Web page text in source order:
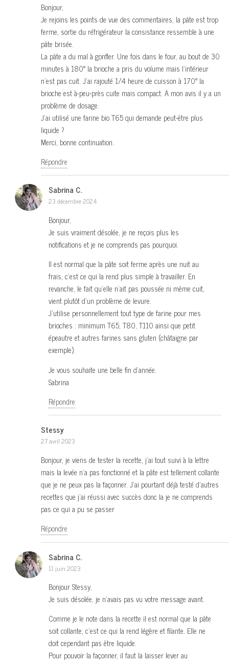
Bonjour,
Je rejoins les points de vue des commentaires, la pâte est trop
ferme, sortie du réfrigérateur la consistance ressemble à une
pâte brisée.
La pâte a du mal à gonfler. Une fois dans le four, au bout de 30
minutes à 180° la brioche a pris du volume mais l’intérieur
n’est pas cuit. J’ai rajouté 1/4 heure de cuisson à 170° la
brioche est à-peu-près cuite mais compact. A mon avis il y a un
problème de dosage.
J’ai utilisé une farine bio T65 qui demande peut-être plus
liquide ?
Merci, bonne continuation.
Répondre
Sabrina C.
23 décembre 2024
Bonjour,
Je suis vraiment désolée, je ne reçois plus les
notifications et je ne comprends pas pourquoi.
Il est normal que la pâte soit ferme après une nuit au
frais, c’est ce qui la rend plus simple à travailler. En
revanche, le fait qu’elle n’ait pas poussée ni même cuit,
vient plutôt d’un problème de levure.
J’utilise personnellement tout type de farine pour mes
brioches : minimum T65, T80, T110 ainsi que petit
épeautre et autres farines sans gluten (châtaigne par
exemple).
Je vous souhaite une belle fin d’année.
Sabrina
Répondre
Stessy
27 avril 2023
Bonjour, je viens de tester la recette, j’ai tout suivi à la lettre
mais la levée n’a pas fonctionné et la pâte est tellement collante
que je ne peux pas la façonner. J’ai pourtant déjà testé d’autres
recettes que j’ai réussi avec succès donc la je ne comprends
pas ce qui a pu se passer
Répondre
Sabrina C.
11 juin 2023
Bonjour Stessy,
Je suis désolée, je n’avais pas vu votre message avant.
Comme je le note dans la recette il est normal que la pâte
soit collante, c’est ce qui la rend légère et filante. Elle ne
doit cependant pas être liquide.
Pour pouvoir la façonner, il faut la laisser lever au